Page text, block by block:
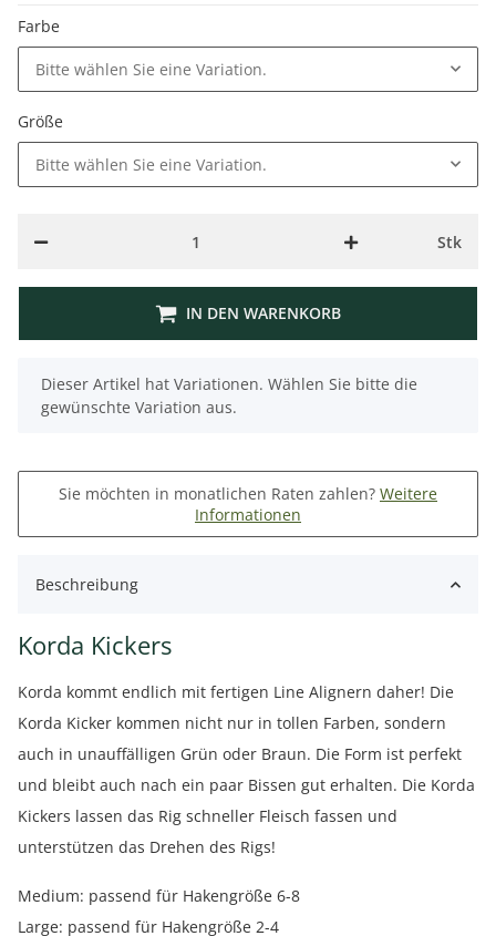
Farbe
Bitte wählen Sie eine Variation.
Größe
Bitte wählen Sie eine Variation.
Stk
IN DEN WARENKORB
x
Dieser Artikel hat Variationen. Wählen Sie bitte die
gewünschte Variation aus.
Sie möchten in monatlichen Raten zahlen? Weitere
Informationen
Beschreibung
Korda Kickers
Korda kommt endlich mit fertigen Line Alignern daher! Die
Korda Kicker kommen nicht nur in tollen Farben, sondern
auch in unauffälligen Grün oder Braun. Die Form ist perfekt
und bleibt auch nach ein paar Bissen gut erhalten. Die Korda
Kickers lassen das Rig schneller Fleisch fassen und
unterstützen das Drehen des Rigs!
Medium: passend für Hakengröße 6-8
Large: passend für Hakengröße 2-4